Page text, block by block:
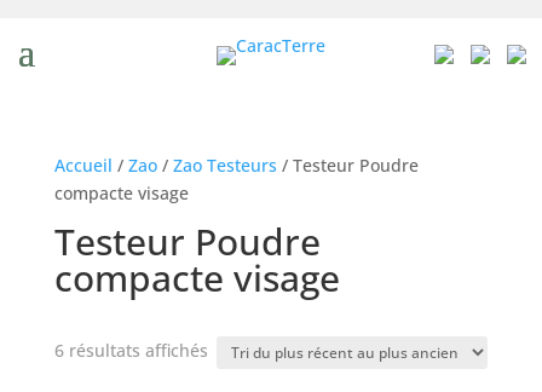
Accueil / Zao/ Zao Testeurs / Testeur Poudre
compacte visage
Testeur Poudre
compacte visage
6 résultats affichésTrié